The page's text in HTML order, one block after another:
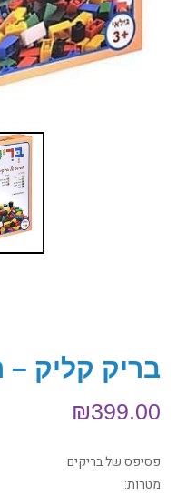
בריק קליק –
₪399.00
פסיפס של בריקים
מטרות: